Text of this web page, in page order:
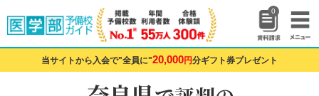
0
当サイトから入会で"全員に"20,000円分ギフト券プレゼント